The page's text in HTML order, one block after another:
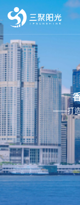
—